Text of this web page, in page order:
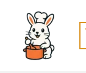
content